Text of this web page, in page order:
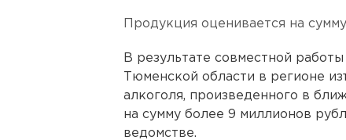
Продукция оценивается на
В результате совместной
Тюменской области в регионе
алкоголя, произведенного в
на сумму более 9 миллионов
ведомстве.